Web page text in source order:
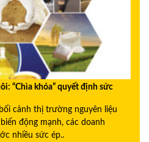
“Chìa khóa” quyết định sức
cảnh thị trường nguyên liệu
động mạnh, các doanh
nhiều sức ép..